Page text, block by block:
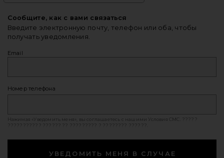
Сообщите, как с вами связаться
Введите электронную почту, телефон или оба, чтобы
получать уведомления.
Email
Номер телефона
Нажимая «Уведомить меня», вы соглашаетесь с нашими Условия СМС
УВЕДОМИТЬ МЕНЯ В СЛУЧАЕ